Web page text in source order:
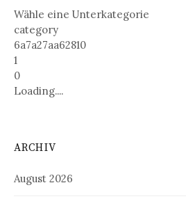
Wähle eine Unterkategorie
category
6a7a27aa62810
1
0
Loading....
ARCHIV
August 2026